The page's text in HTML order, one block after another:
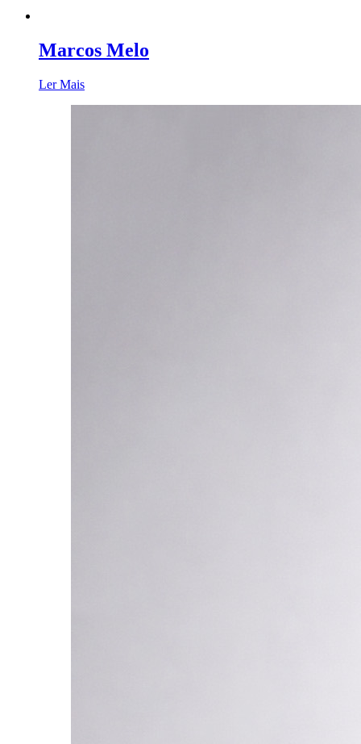
Marcos Melo
Ler Mais